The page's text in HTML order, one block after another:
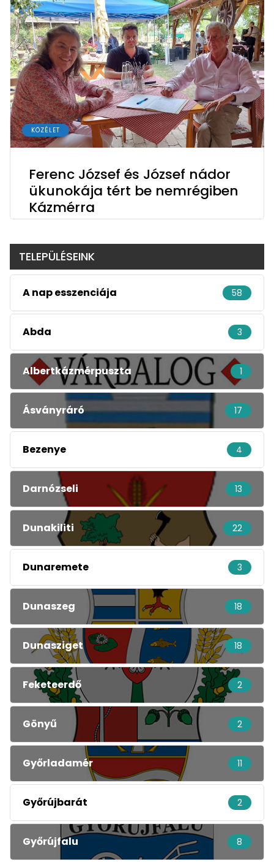
KÖZÉLET
Ferenc József és József nádor
ükunokája tért be nemrégiben
Kázmérra
TELEPÜLÉSEINK
A nap esszenciája 58
Abda 3
Albertkázmérpuszta 1
Ásványráró 17
Bezenye 4
Darnózseli 13
Dunakiliti 22
Dunaremete 3
Dunaszeg 18
Dunasziget 18
Feketeerdő 2
Gönyű 2
Győrladamér 11
Győrújbarát 2
Győrújfalu 8